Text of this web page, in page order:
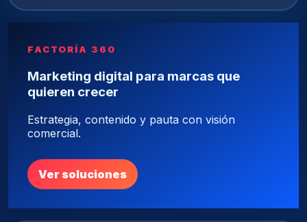
FACTORÍA 360
Marketing digital para marcas que
quieren crecer
Estrategia, contenido y pauta con visión
comercial.
Ver soluciones